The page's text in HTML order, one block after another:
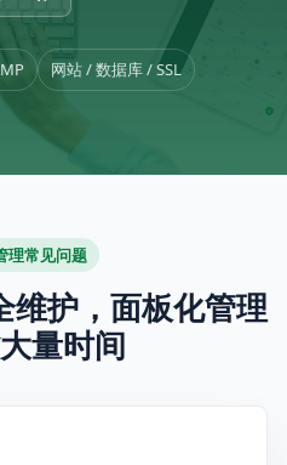
网站 / 数据库 / SSL
理常见问题
维护，面板化管理
量时间